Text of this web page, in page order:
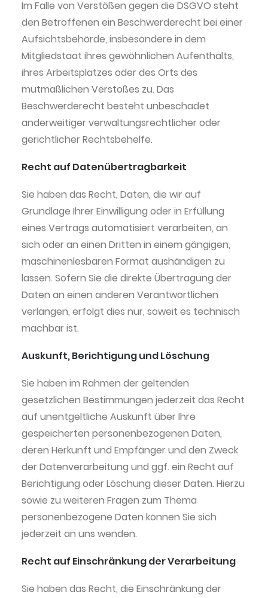
Im Falle von Verstößen gegen die DSGVO steht
den Betroffenen ein Beschwerderecht bei einer
Aufsichtsbehörde, insbesondere in dem
Mitgliedstaat ihres gewöhnlichen Aufenthalts,
ihres Arbeitsplatzes oder des Orts des
mutmaßlichen Verstoßes zu. Das
Beschwerderecht besteht unbeschadet
anderweitiger verwaltungsrechtlicher oder
gerichtlicher Rechtsbehelfe.
Recht auf Daten­übertrag­barkeit
Sie haben das Recht, Daten, die wir auf
Grundlage Ihrer Einwilligung oder in Erfüllung
eines Vertrags automatisiert verarbeiten, an
sich oder an einen Dritten in einem gängigen,
maschinenlesbaren Format aushändigen zu
lassen. Sofern Sie die direkte Übertragung der
Daten an einen anderen Verantwortlichen
verlangen, erfolgt dies nur, soweit es technisch
machbar ist.
Auskunft, Berichtigung und Löschung
Sie haben im Rahmen der geltenden
gesetzlichen Bestimmungen jederzeit das Recht
auf unentgeltliche Auskunft über Ihre
gespeicherten personenbezogenen Daten,
deren Herkunft und Empfänger und den Zweck
der Datenverarbeitung und ggf. ein Recht auf
Berichtigung oder Löschung dieser Daten. Hierzu
sowie zu weiteren Fragen zum Thema
personenbezogene Daten können Sie sich
jederzeit an uns wenden.
Recht auf Einschränkung der Verarbeitung
Sie haben das Recht, die Einschränkung der